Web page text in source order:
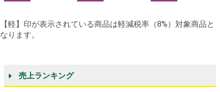
【軽】印が表示されている商品は軽減税率（8%）対象商品と
なります。
売上ランキング